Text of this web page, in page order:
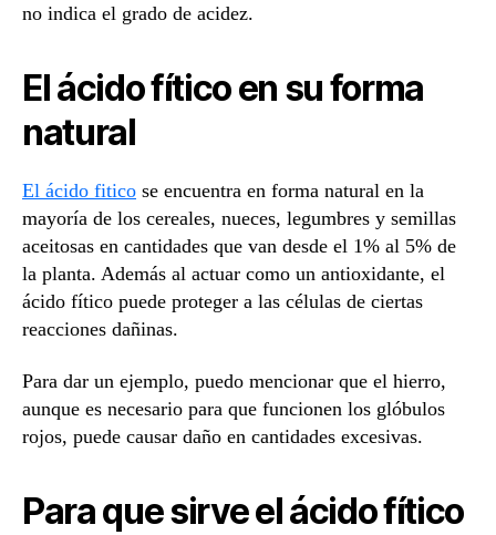
no indica el grado de acidez.
El ácido fítico en su forma
natural
El ácido fitico se encuentra en forma natural en la
mayoría de los cereales, nueces, legumbres y semillas
aceitosas en cantidades que van desde el 1% al 5% de
la planta. Además al actuar como un antioxidante, el
ácido fítico puede proteger a las células de ciertas
reacciones dañinas.
Para dar un ejemplo, puedo mencionar que el hierro,
aunque es necesario para que funcionen los glóbulos
rojos, puede causar daño en cantidades excesivas.
Para que sirve el ácido fítico